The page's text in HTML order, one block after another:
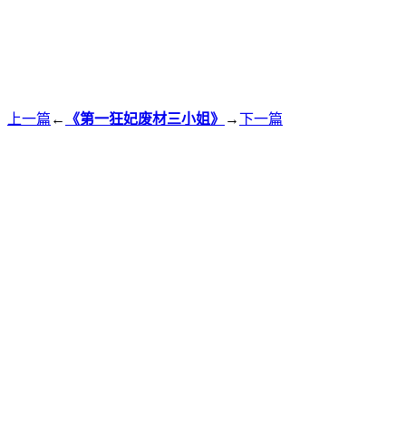
上一篇 ← 《第一狂妃废材三小姐》 →下一篇